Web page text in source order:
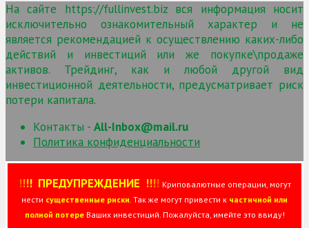
На сайте https://fullinvest.biz вся информация носит
исключительно ознакомительный характер и не
является рекомендацией к осуществлению каких-либо
действий и инвестиций или же покупке\продаже
активов. Трейдинг, как и любой другой вид
инвестиционной деятельности, предусматривает риск
потери капитала.
Контакты - All-Inbox@mail.ru
Политика конфиденциальности
!!!!ПРЕДУПРЕЖДЕНИЕ !!!! Криповалютные операции, могут
нести существенные риски . Так же могут привести к частичной или
полной потереВаших инвестиций. Пожалуйста, имейте это ввиду!